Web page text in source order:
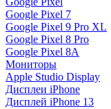
Google Pixel 7
Google Pixel 9 Pro XL
Google Pixel 8 Pro
Google Pixel 8A
Мониторы
Apple Studio Display
Дисплеи iPhone
Дисплей iPhone 13